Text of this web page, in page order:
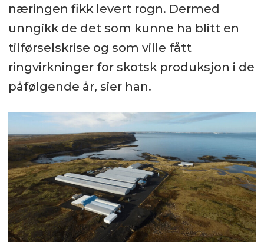
næringen fikk levert rogn. Dermed
unngikk de det som kunne ha blitt en
tilførselskrise og som ville fått
ringvirkninger for skotsk produksjon i de
påfølgende år, sier han.